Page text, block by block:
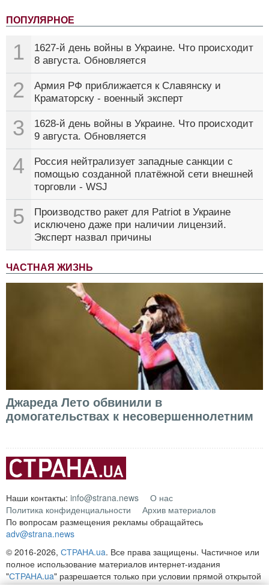
ПОПУЛЯРНОЕ
1
1627-й день войны в Украине. Что происходит
8 августа. Обновляется
2
Армия РФ приближается к Славянску и
Краматорску - военный эксперт
3
1628-й день войны в Украине. Что происходит
9 августа. Обновляется
4
Россия нейтрализует западные санкции с
помощью созданной платёжной сети внешней
торговли - WSJ
5
Производство ракет для Patriot в Украине
исключено даже при наличии лицензий.
Эксперт назвал причины
ЧАСТНАЯ ЖИЗНЬ
Джареда Лето обвинили в
домогательствах к несовершеннолетним
Наши контакты: info@strana.news
О нас
Политика конфиденциальности
Архив материалов
По вопросам размещения рекламы обращайтесь
adv@strana.news
© 2016-2026, СТРАНА.ua. Все права защищены. Частичное или
полное использование материалов интернет-издания
"СТРАНА.ua" разрешается только при условии прямой открытой